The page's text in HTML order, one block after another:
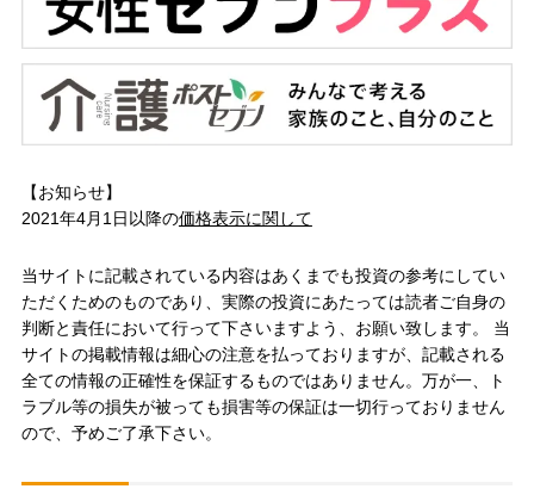
【お知らせ】
2021年4月1日以降の価格表示に関して
当サイトに記載されている内容はあくまでも投資の参考にしてい
ただくためのものであり、実際の投資にあたっては読者ご自身の
判断と責任において行って下さいますよう、お願い致します。 当
サイトの掲載情報は細心の注意を払っておりますが、記載される
全ての情報の正確性を保証するものではありません。万が一、ト
ラブル等の損失が被っても損害等の保証は一切行っておりません
ので、予めご了承下さい。